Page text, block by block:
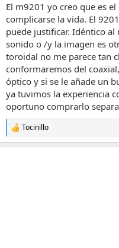
:
El m9201 yo creo que es
complicarse la vida. El
puede justificar. Idéntico
sonido o /y la imagen es
toroidal no me parece tan
conformaremos del
óptico y si se le añade un
ya tuvimos la experiencia
oportuno comprarlo
R
e
a
Tocinillo